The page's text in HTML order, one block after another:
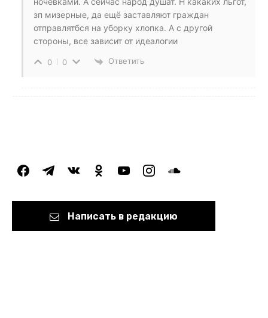
зп мизерные, да ещë заставляют граждан
отправлятбся на уборку хлопка. А с другой
стороны, все зависит от идеалогии
0 0 Ответить
facebooktelegramvkontakteodnoklassniki
youtubeinstagramsoundcloud
Написать в редакцию